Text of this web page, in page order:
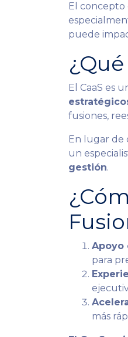
El concepto
puede
El CaaS es
fusiones,
En lugar de
un
gestión.
Apoyo
para
más